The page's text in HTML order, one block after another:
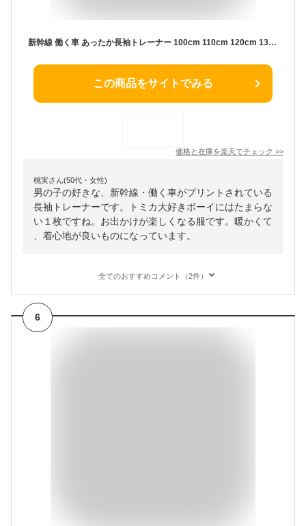
新幹線 働く車 あったか長袖トレーナー 100cm 110cm 120cm 130cm 綿100% はやぶさ こまち のぞみ かがやき 消防車 パトカー ヘリコプター 緊急車両 トミカ プラレール 裏毛 子供服 男の子 秋 冬 かわいい 3歳 4歳 5歳 6歳
この商品をサイトでみる
価格と在庫を楽天でチェック >>
桃実さん(50代・女性)
男の子の好きな、新幹線・働く車がプリントされている
長袖トレーナーです。トミカ大好きボーイにはたまらな
い１枚ですね。お出かけが楽しくなる服です。暖かくて
、着心地が良いものになっています。
全てのおすすめコメント（2件）
6